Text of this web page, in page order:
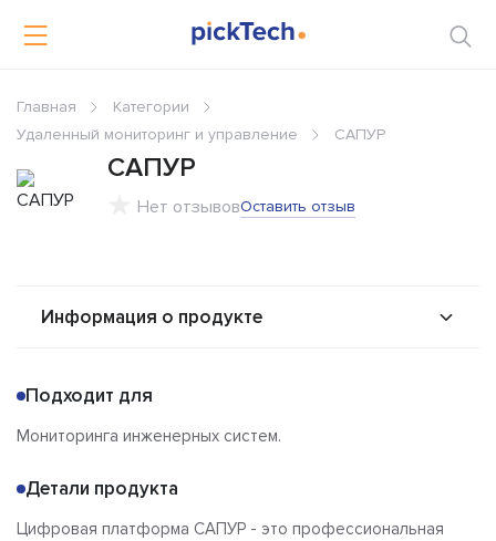
Главная
Категории
Удаленный мониторинг и управление
САПУР
САПУР
Нет отзывовОставить отзыв
Информация о продукте
Альтернативы
Отзывы
Подходит для
Мониторинга инженерных систем.
Детали продукта
Цифровая платформа САПУР - это профессиональная